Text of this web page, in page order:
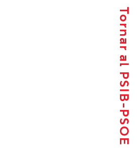
Tornar al PSIB-PSOE